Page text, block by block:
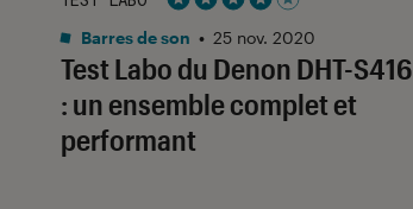
Test Labo du Denon DHT-S416
: un ensemble complet et
performant
Noté 4 étoiles sur 5
Barres de son • 25 nov. 2020